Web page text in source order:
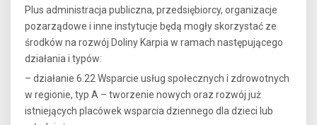
Plus administracja publiczna, przedsiębiorcy, organizacje
pozarządowe i inne instytucje będą mogły skorzystać ze
środków na rozwój Doliny Karpia w ramach następującego
działania i typów:
– działanie 6.22 Wsparcie usług społecznych i zdrowotnych
w regionie, typ A – tworzenie nowych oraz rozwój już
istniejących placówek wsparcia dziennego dla dzieci lub